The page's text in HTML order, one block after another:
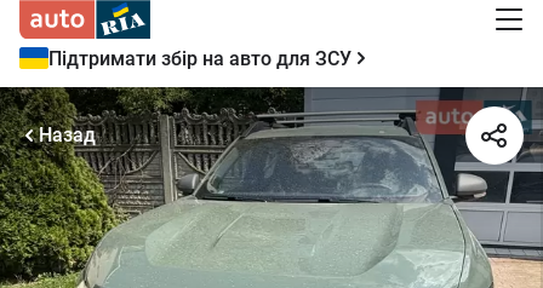
Підтримати збір на авто для ЗСУ
Назад